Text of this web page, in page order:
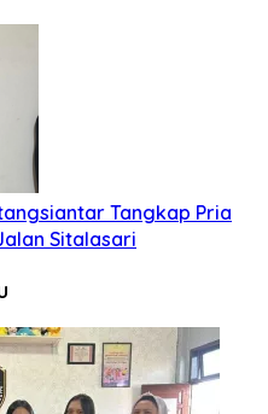
Tangkap Pria
Sitalasari